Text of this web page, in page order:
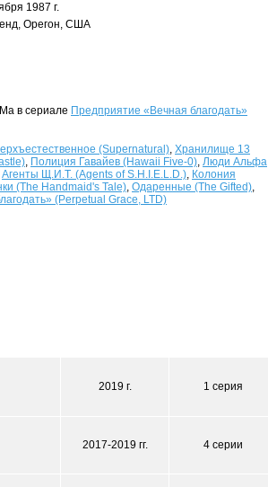
1987 г.
Орегон, США
в сериале Предприятие «Вечная благодать»
(Supernatural), Хранилище 13
, Полиция Гавайев (Hawaii Five-0), Люди Альфа
Агенты Щ.И.Т. (Agents of S.H.I.E.L.D.), Колония
(The Handmaid's Tale), Одаренные (The Gifted),
(Perpetual Grace, LTD)
2019 г. 1 серия
2017-2019 гг. 4 серии